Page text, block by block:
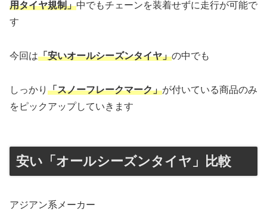
用タイヤ規制」中でもチェーンを装着せずに走行が可能で
す
今回は「安いオールシーズンタイヤ」の中でも
しっかり 「スノーフレークマーク」が付いている商品のみ
をピックアップしていきます
安い「オールシーズンタイヤ」比較
アジアン系メーカー